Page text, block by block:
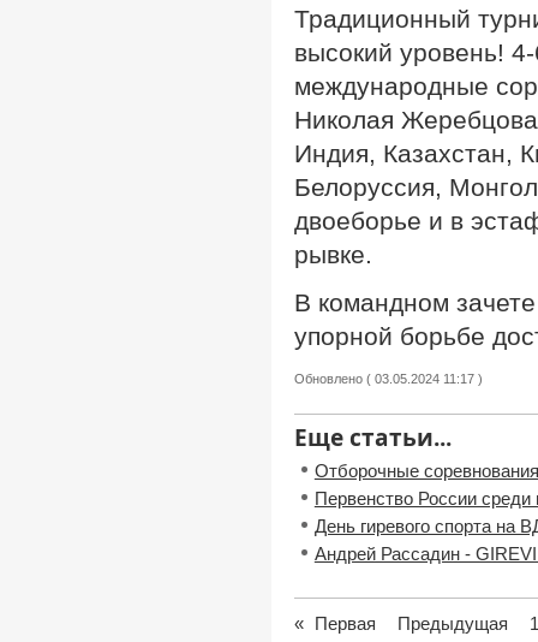
Традиционный
высокий уровень!
международные
Николая
Индия, Казахстан,
Белоруссия,
двоеборье и в
рывке.
В командном
упорной борьбе
Обновлено ( 03.05.2024 11:17 )
Еще статьи...
Отборочные
Первенство России
День гиревого спорта на
Андрей Рассадин -
« Первая Предыдущая 1